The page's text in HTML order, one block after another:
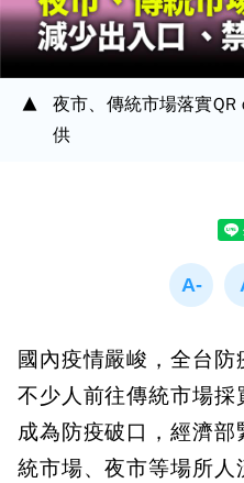
夜市、傳統市場落實
供
國內疫情嚴峻，全台
不少人前往傳統市場
成為防疫破口，經濟
統市場、夜市等場所